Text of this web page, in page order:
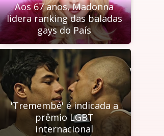
Aos 67 anos, Madonna
lidera ranking das baladas
gays do País
'Tremembé' é indicada a
prêmio LGBT
internacional